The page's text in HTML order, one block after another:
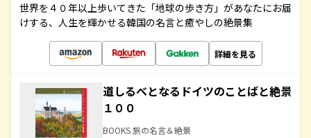
世界を４０年以上歩いてきた「地球の歩き方」があなたにお届
けする、人生を輝かせる韓国の名言と癒やしの絶景集
詳細を見る
道しるべとなるドイツのことばと絶景
１００
BOOKS 旅の名言＆絶景